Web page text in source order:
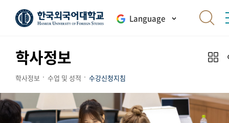
Language
학사정보
학사정보 수업 및 성적 수강신청지침